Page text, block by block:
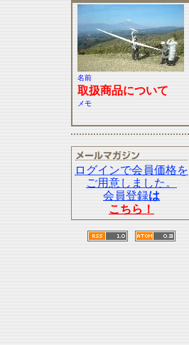
名前
取扱商品について
メモ
ログインで会員価格を
ご用意しました。
会員登録は
こちら！